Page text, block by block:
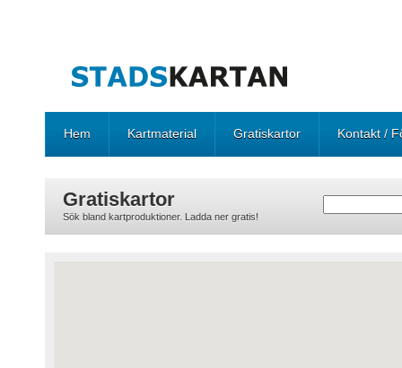
Hem Kartmaterial Gratiskartor Kontakt /
Gratiskartor
Sök bland kartproduktioner. Ladda ner gratis!